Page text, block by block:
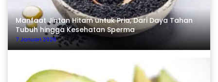
Manfaat Jintan Hitam untuk Pria, Dari Daya Tahan
Tubuh hingga Kesehatan Sperma
7 Januari 2026